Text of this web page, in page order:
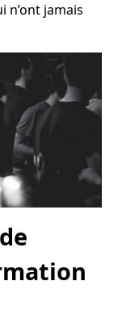
n’ont jamais